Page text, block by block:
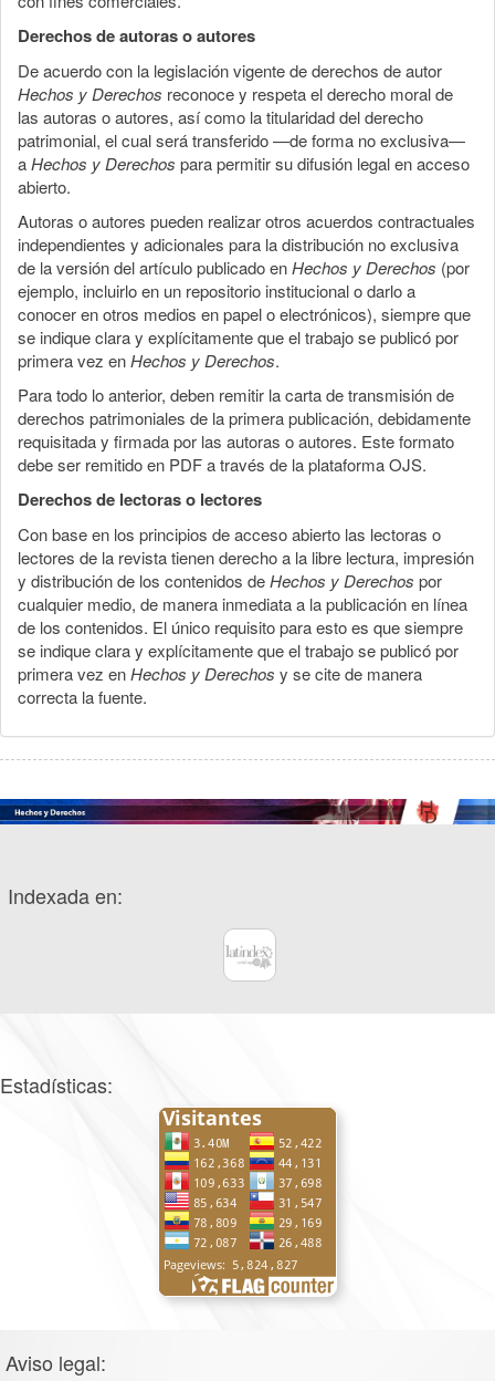
Derechos de autoras o autores
De acuerdo con la legislación vigente de derechos de autor
Hechos y Derechos reconoce y respeta el derecho moral de
las autoras o autores, así como la titularidad del derecho
patrimonial, el cual será transferido —de forma no exclusiva—
aHechos y Derechos para permitir su difusión legal en acceso
abierto.
Autoras o autores pueden realizar otros acuerdos contractuales
independientes y adicionales para la distribución no exclusiva
de la versión del artículo publicado enHechos y Derechos (por
ejemplo, incluirlo en un repositorio institucional o darlo a
conocer en otros medios en papel o electrónicos), siempre que
se indique clara y explícitamente que el trabajo se publicó por
primera vez enHechos y Derechos.
Para todo lo anterior, deben remitir la carta de transmisión de
derechos patrimoniales de la primera publicación, debidamente
requisitada y firmada por las autoras o autores. Este formato
debe ser remitido en PDF a través de la plataforma OJS.
Derechos de lectoras o lectores
Con base en los principios de acceso abierto las lectoras o
lectores de la revista tienen derecho a la libre lectura, impresión
y distribución de los contenidos deHechos y Derechos por
cualquier medio, de manera inmediata a la publicación en línea
de los contenidos. El único requisito para esto es que siempre
se indique clara y explícitamente que el trabajo se publicó por
primera vez enHechos y Derechos y se cite de manera
correcta la fuente.
Indexada en:
Estadísticas:
Aviso legal: